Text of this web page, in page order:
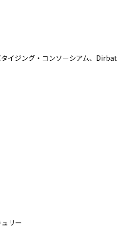
イジング・コンソーシアム、Dirbat
リー